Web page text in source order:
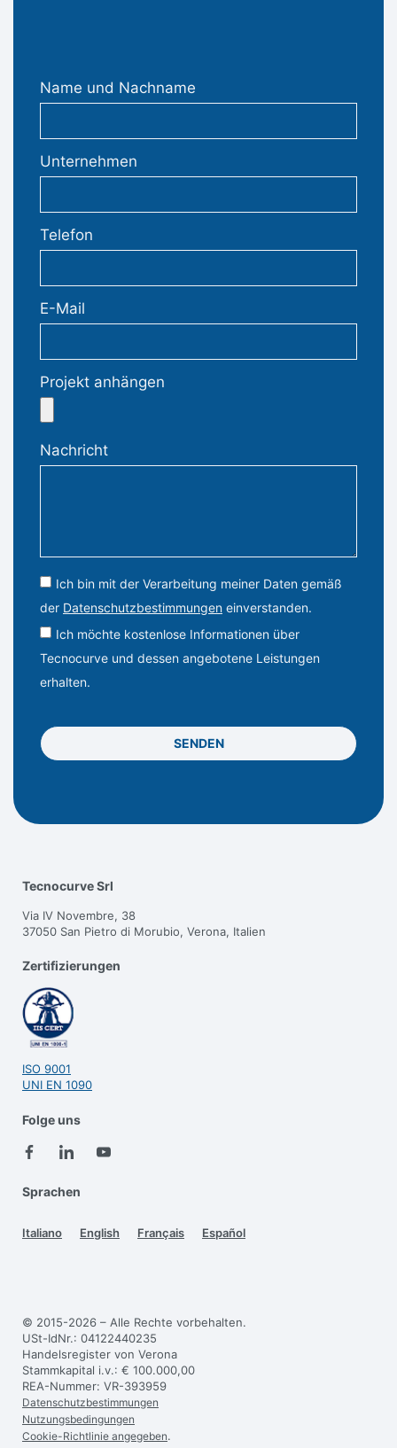
Name und Nachname
Unternehmen
Telefon
E-Mail
Projekt anhängen
Nachricht
Ich bin mit der Verarbeitung meiner Daten gemäß
der Datenschutzbestimmungen einverstanden.
Ich möchte kostenlose Informationen über
Tecnocurve und dessen angebotene Leistungen
erhalten.
SENDEN
Tecnocurve Srl
Via IV Novembre, 38
37050 San Pietro di Morubio, Verona, Italien
Zertifizierungen
ISO 9001
UNI EN 1090
Folge uns
Sprachen
Italiano English Français Español
© 2015-2026 – Alle Rechte vorbehalten.
USt-IdNr.: 04122440235
Handelsregister von Verona
Stammkapital i.v.: € 100.000,00
REA-Nummer: VR-393959
Datenschutzbestimmungen
Nutzungsbedingungen
Cookie-Richtlinie angegeben.